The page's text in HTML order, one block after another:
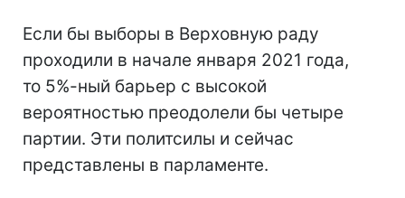
Если бы выборы в Верховную раду
проходили в начале января 2021 года,
то 5%-ный барьер с высокой
вероятностью преодолели бы четыре
партии. Эти политсилы и сейчас
представлены в парламенте.